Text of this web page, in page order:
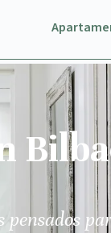
pensados